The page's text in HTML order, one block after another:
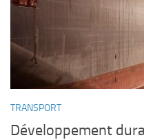
TRANSPORT
Développement